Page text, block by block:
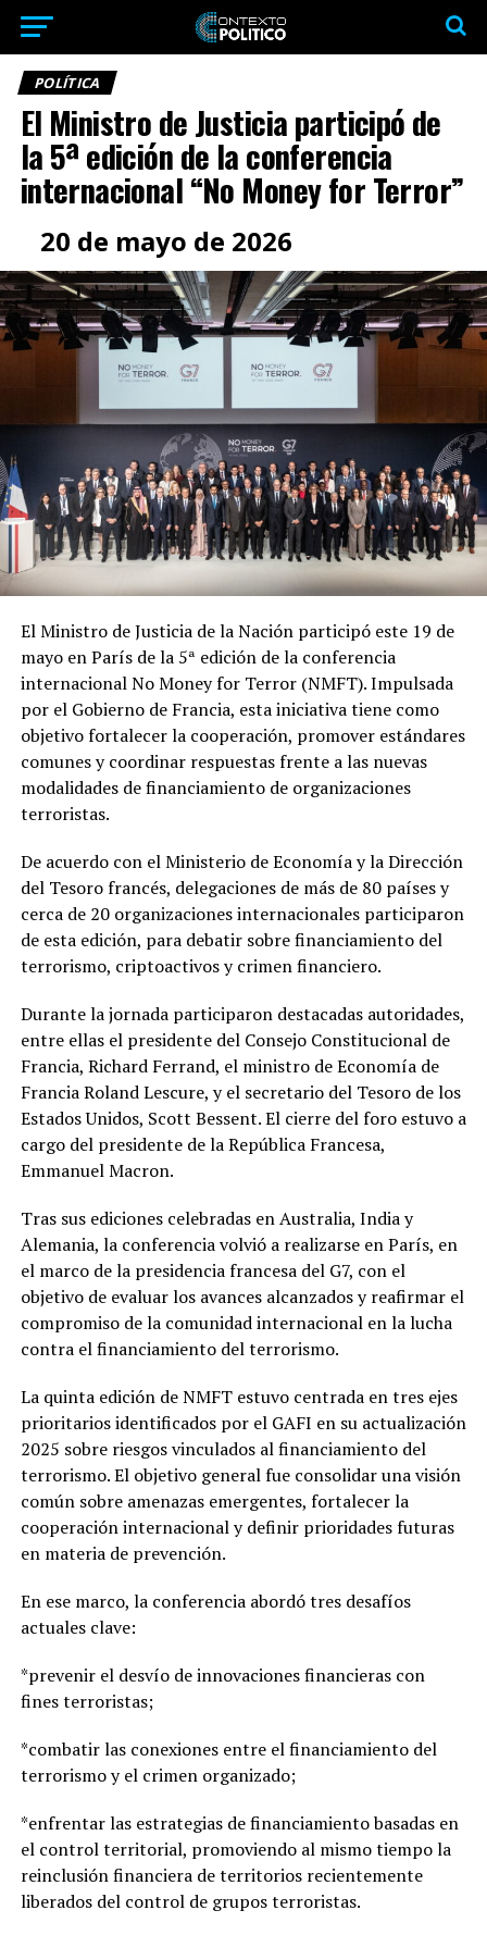
POLÍTICA
El Ministro de Justicia participó de
la 5ª edición de la conferencia
internacional “No Money for Terror”
20 de mayo de 2026
El Ministro de Justicia de la Nación participó este 19 de
mayo en París de la 5ª edición de la conferencia
internacional No Money for Terror (NMFT). Impulsada
por el Gobierno de Francia, esta iniciativa tiene como
objetivo fortalecer la cooperación, promover estándares
comunes y coordinar respuestas frente a las nuevas
modalidades de financiamiento de organizaciones
terroristas.
De acuerdo con el Ministerio de Economía y la Dirección
del Tesoro francés, delegaciones de más de 80 países y
cerca de 20 organizaciones internacionales participaron
de esta edición, para debatir sobre financiamiento del
terrorismo, criptoactivos y crimen financiero.
Durante la jornada participaron destacadas autoridades,
entre ellas el presidente del Consejo Constitucional de
Francia, Richard Ferrand, el ministro de Economía de
Francia Roland Lescure, y el secretario del Tesoro de los
Estados Unidos, Scott Bessent. El cierre del foro estuvo a
cargo del presidente de la República Francesa,
Emmanuel Macron.
Tras sus ediciones celebradas en Australia, India y
Alemania, la conferencia volvió a realizarse en París, en
el marco de la presidencia francesa del G7, con el
objetivo de evaluar los avances alcanzados y reafirmar el
compromiso de la comunidad internacional en la lucha
contra el financiamiento del terrorismo.
La quinta edición de NMFT estuvo centrada en tres ejes
prioritarios identificados por el GAFI en su actualización
2025 sobre riesgos vinculados al financiamiento del
terrorismo. El objetivo general fue consolidar una visión
común sobre amenazas emergentes, fortalecer la
cooperación internacional y definir prioridades futuras
en materia de prevención.
En ese marco, la conferencia abordó tres desafíos
actuales clave:
*prevenir el desvío de innovaciones financieras con
fines terroristas;
*combatir las conexiones entre el financiamiento del
terrorismo y el crimen organizado;
*enfrentar las estrategias de financiamiento basadas en
el control territorial, promoviendo al mismo tiempo la
reinclusión financiera de territorios recientemente
liberados del control de grupos terroristas.